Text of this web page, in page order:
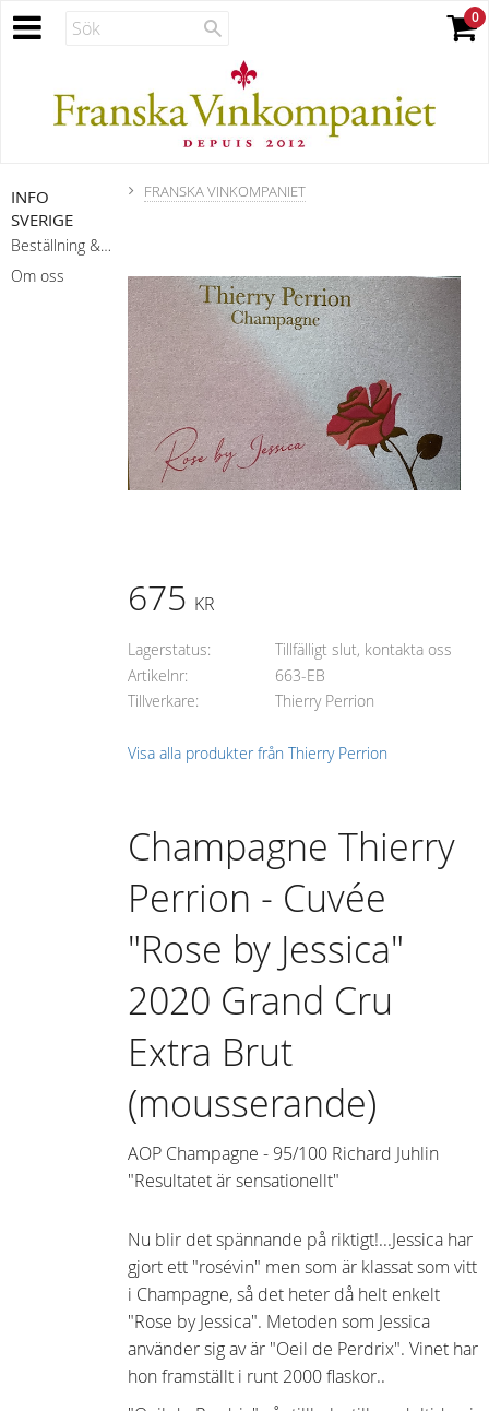
FRANSKA VINKOMPANIET
675 KR
Lagerstatus
Tillfälligt slut, kontakta oss
Artikelnr
663-EB
Tillverkare
Thierry Perrion
Visa alla produkter från Thierry Perrion
Champagne Thierry
Perrion - Cuvée
"Rose by Jessica"
2020 Grand Cru
Extra Brut
(mousserande)
AOP Champagne - 95/100 Richard Juhlin
"Resultatet är sensationellt"
Nu blir det spännande på riktigt!...Jessica har
gjort ett "rosévin" men som är klassat som vitt
i Champagne, så det heter då helt enkelt
"Rose by Jessica". Metoden som Jessica
använder sig av är "Oeil de Perdrix". Vinet har
hon framställt i runt 2000 flaskor..
INFO
SVERIGE
Beställning & leverans
Om oss